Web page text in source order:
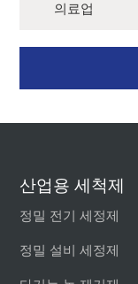
의료업
산업용 세척제
정밀 전기 세정제
정밀 설비 세정제